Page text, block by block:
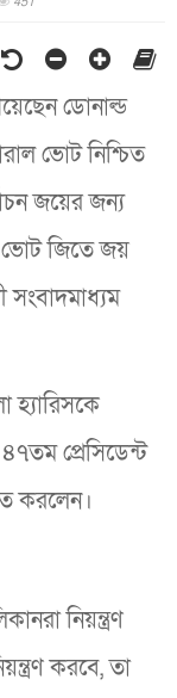
ডোনাল্ড
ভোট নিশ্চিত
জয়ের জন্য
জিতে জয়
সংবাদমাধ্যম
হ্যারিসকে
প্রেসিডেন্ট
করলেন।
নিয়ন্ত্রণ
করবে, তা